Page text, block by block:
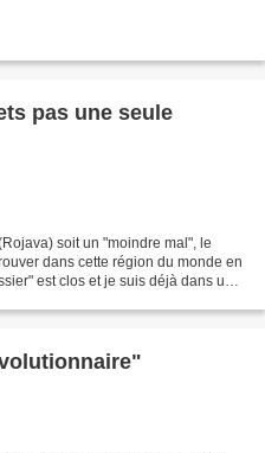
pas une seule
soit un "moindre mal", le
dans cette région du monde en
est clos et je suis déjà dans un